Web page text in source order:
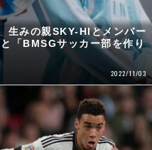
生みの親SKY-HIとメンバー
「BMSGサッカー部を作り
2022/11/03